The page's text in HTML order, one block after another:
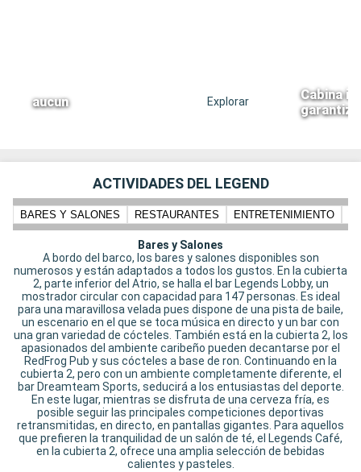
aucun Explorar
Cabina
ACTIVIDADES DEL LEGEND
BARES Y SALONES RESTAURANTES ENTRETENIMIENTO
Bares y Salones
A bordo del barco, los bares y salones disponibles son
numerosos y están adaptados a todos los gustos. En la cubierta
2, parte inferior del Atrio, se halla el bar Legends Lobby, un
mostrador circular con capacidad para 147 personas. Es ideal
para una maravillosa velada pues dispone de una pista de baile,
un escenario en el que se toca música en directo y un bar con
una gran variedad de cócteles. También está en la cubierta 2, los
apasionados del ambiente caribeño pueden decantarse por el
RedFrog Pub y sus cócteles a base de ron. Continuando en la
cubierta 2, pero con un ambiente completamente diferente, el
bar Dreamteam Sports, seducirá a los entusiastas del deporte.
En este lugar, mientras se disfruta de una cerveza fría, es
posible seguir las principales competiciones deportivas
retransmitidas, en directo, en pantallas gigantes. Para aquellos
que prefieren la tranquilidad de un salón de té, el Legends Café,
en la cubierta 2, ofrece una amplia selección de bebidas
calientes y pasteles.